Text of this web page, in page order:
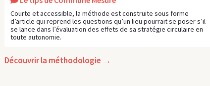
Courte et accessible, la méthode est construite sous forme
d’article qui reprend les questions qu’un lieu pourrait se poser s’il
se lance dans l’évaluation des effets de sa stratégie circulaire en
toute autonomie.
Découvrir la méthodologie →